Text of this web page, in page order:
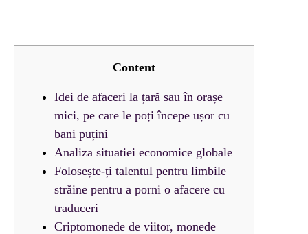
Content
Idei de afaceri la țară sau în orașe
mici, pe care le poți începe ușor cu
bani puțini
Analiza situatiei economice globale
Folosește-ți talentul pentru limbile
străine pentru a porni o afacere cu
traduceri
Criptomonede de viitor, monede